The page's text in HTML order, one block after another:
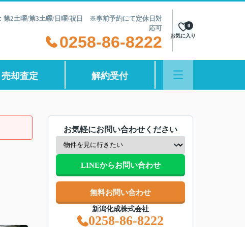
2土曜/第3土曜/日曜/祝日 ※事前予約にて定休日対
応可
0258-86-8222 お気に入り
0
売却査定 解約受付
お気軽にお問い合わせください
LINEからお問い合わせ
無料お問い合わせ
新潟化成株式会社
0258-86-8222